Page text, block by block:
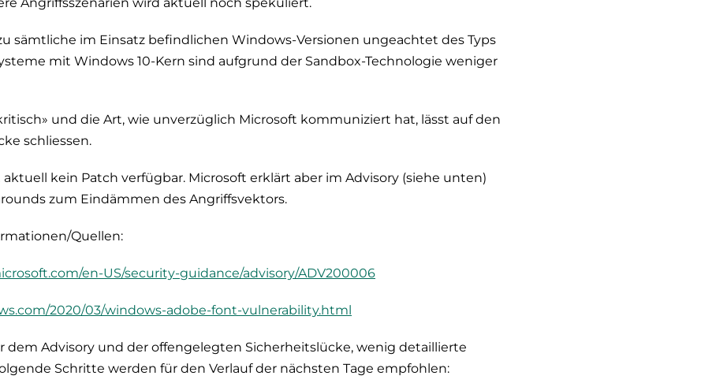
sämtliche im Einsatz befindlichen Windows-Versionen ungeachtet des Typs
mit Windows 10-Kern sind aufgrund der Sandbox-Technologie weniger
und die Art, wie unverzüglich Microsoft kommuniziert hat, lässt auf den
schliessen.
aktuell kein Patch verfügbar. Microsoft erklärt aber im Advisory (siehe unten)
zum Eindämmen des Angriffsvektors.
Quellen:
en-US/security-guidance/advisory/ADV200006
2020/03/windows-adobe-font-vulnerability.html
dem Advisory und der offengelegten Sicherheitslücke, wenig detaillierte
Schritte werden für den Verlauf der nächsten Tage empfohlen: